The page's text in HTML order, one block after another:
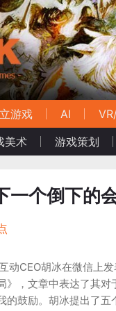
游戏 AI
美术 游戏策划
一个倒下的
动CEO胡冰在微信上
》，文章中表达了其
的鼓励。胡冰提出了